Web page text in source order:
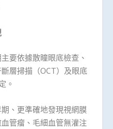
要依據散瞳眼底檢查、
層掃描（OCT）及眼底
。
、更準確地發現視網膜
管瘤、毛細血管無灌注